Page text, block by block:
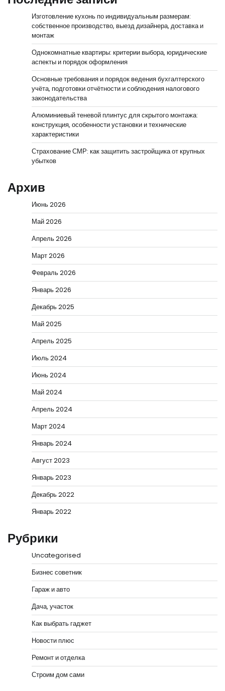
Изготовление кухонь по индивидуальным размерам:
собственное производство, выезд дизайнера, доставка и
монтаж
Однокомнатные квартиры: критерии выбора, юридические
аспекты и порядок оформления
Основные требования и порядок ведения бухгалтерского
учёта, подготовки отчётности и соблюдения налогового
законодательства
Алюминиевый теневой плинтус для скрытого монтажа:
конструкция, особенности установки и технические
характеристики
Страхование СМР: как защитить застройщика от крупных
убытков
Архив
Июнь 2026
Май 2026
Апрель 2026
Март 2026
Февраль 2026
Январь 2026
Декабрь 2025
Май 2025
Апрель 2025
Июль 2024
Июнь 2024
Май 2024
Апрель 2024
Март 2024
Январь 2024
Август 2023
Январь 2023
Декабрь 2022
Январь 2022
Рубрики
Uncategorised
Бизнес советник
Гараж и авто
Дача, участок
Как выбрать гаджет
Новости плюс
Ремонт и отделка
Строим дом сами